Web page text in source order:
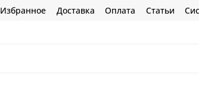
Избранное Доставка Оплата Статьи